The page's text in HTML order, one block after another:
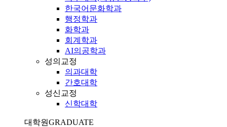
한국어문화학과
행정학과
화학과
회계학과
AI의공학과
성의교정
의과대학
간호대학
성신교정
신학대학
대학원GRADUATE